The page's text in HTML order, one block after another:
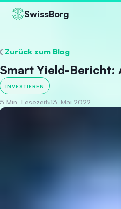
SwissBorg
Zurück zum Blog
Smart Yield-Bericht:
INVESTIEREN
5 Min. Lesezeit·13. Mai 2022